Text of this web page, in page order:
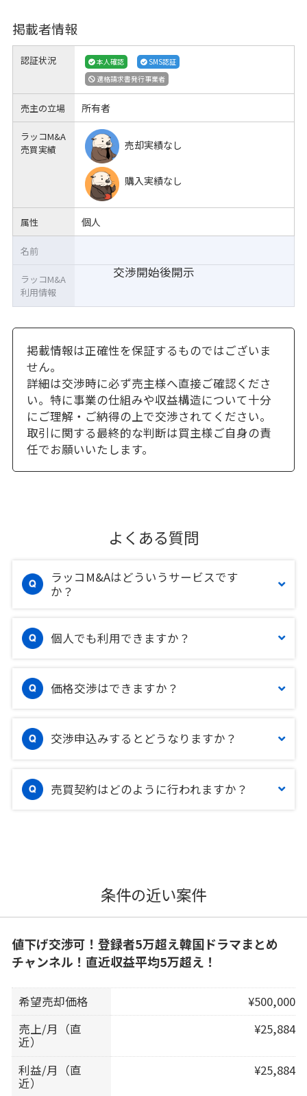
掲載者情報
認証状況 本人確認
SMS認証
適格請求書発行事業者
売主の立場 所有者
ラッコM&A
売買実績
売却実績なし
購入実績なし
属性 個人
交渉開始後開示
名前
ラッコM&A
利用情報
掲載情報は正確性を保証するものではございま
せん。
詳細は交渉時に必ず売主様へ直接ご確認くださ
い。特に事業の仕組みや収益構造について十分
にご理解・ご納得の上で交渉されてください。
取引に関する最終的な判断は買主様ご自身の責
任でお願いいたします。
よくある質問
ラッコM&Aはどういうサービスです
か？
個人でも利用できますか？
価格交渉はできますか？
交渉申込みするとどうなりますか？
売買契約はどのように行われますか？
条件の近い案件
値下げ交渉可！登録者5万超え韓国ドラマまとめ
チャンネル！直近収益平均5万超え！
希望売却価格
¥500,000
売上/月（直
近）
¥25,884
利益/月（直
近）
¥25,884